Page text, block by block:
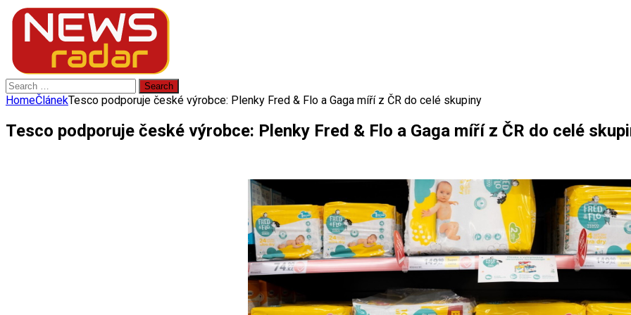
Search
for:
HomeČlánekTesco podporuje české výrobce: Plenky Fred & Flo a Gaga míří z ČR do celé skupiny
Tesco podporuje české výrobce: Plenky Fred & Flo a Gaga míří z ČR do celé